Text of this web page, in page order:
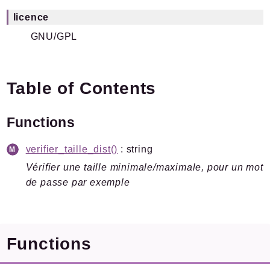
Files
Documentation générée le 21 06 2026 à 08h15
licence
GNU/GPL
Table of Contents
Functions
verifier_taille_dist() : string
Vérifier une taille minimale/maximale, pour un mot
de passe par exemple
Functions